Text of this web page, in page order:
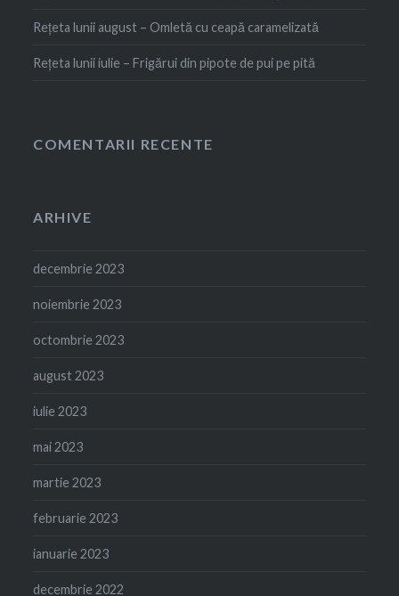
Rețeta lunii august – Omletă cu ceapă caramelizată
Rețeta lunii iulie – Frigărui din pipote de pui pe pită
COMENTARII RECENTE
ARHIVE
decembrie 2023
noiembrie 2023
octombrie 2023
august 2023
iulie 2023
mai 2023
martie 2023
februarie 2023
ianuarie 2023
decembrie 2022